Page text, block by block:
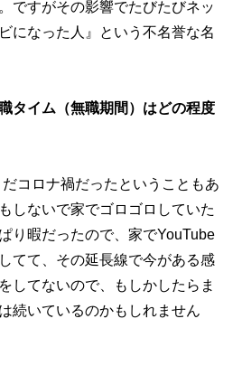
ですがその影響でたびたびネッ
になった人』という不名誉な名
イム（無職期間）はどの程度
コロナ禍だったということもあ
しないで家でゴロゴロしていた
り暇だったので、家でYouTube
てて、その延長線で今がある感
してないので、もしかしたらま
続いているのかもしれません